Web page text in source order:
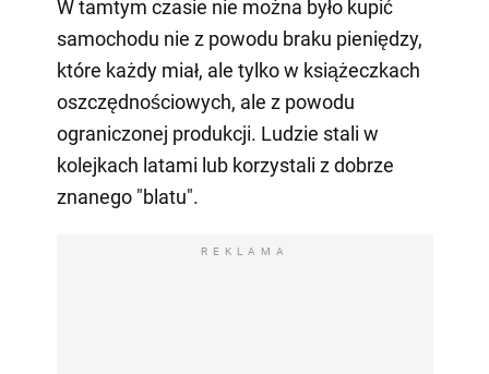
W tamtym czasie nie można było kupić
samochodu nie z powodu braku pieniędzy,
które każdy miał, ale tylko w książeczkach
oszczędnościowych, ale z powodu
ograniczonej produkcji. Ludzie stali w
kolejkach latami lub korzystali z dobrze
znanego "blatu".
REKLAMA